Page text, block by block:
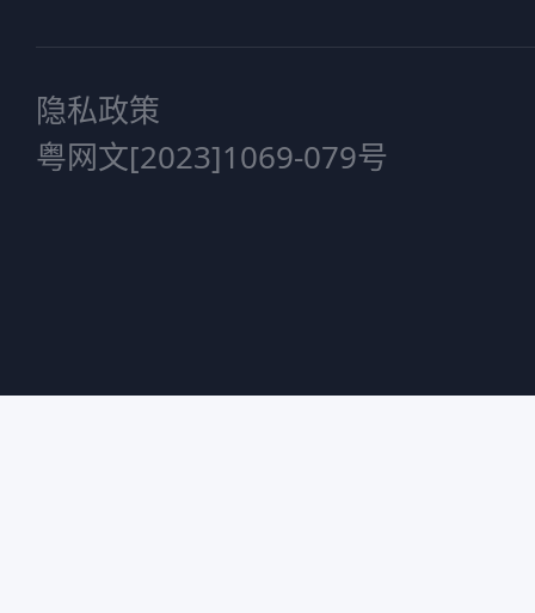
隐私政策
粤网文[2023]1069-079号